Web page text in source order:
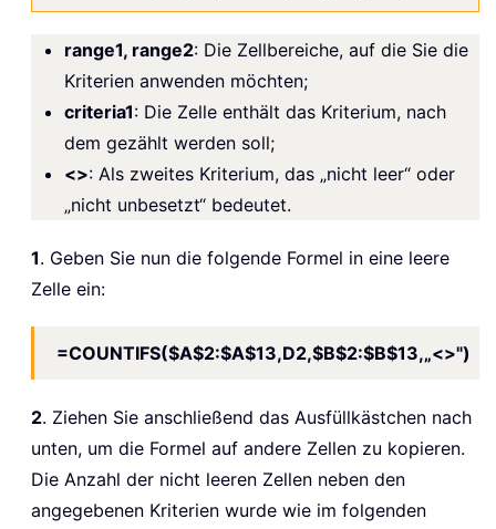
range1, range2: Die Zellbereiche, auf die Sie die
Kriterien anwenden möchten;
criteria1: Die Zelle enthält das Kriterium, nach
dem gezählt werden soll;
<>: Als zweites Kriterium, das „nicht leer“ oder
„nicht unbesetzt“ bedeutet.
1. Geben Sie nun die folgende Formel in eine leere
Zelle ein:
=COUNTIFS($A$2:$A$13,D2,$B$2:$B$13,„<>")
2. Ziehen Sie anschließend das Ausfüllkästchen nach
unten, um die Formel auf andere Zellen zu kopieren.
Die Anzahl der nicht leeren Zellen neben den
angegebenen Kriterien wurde wie im folgenden